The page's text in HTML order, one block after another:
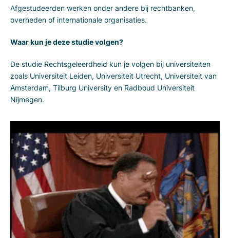
Afgestudeerden werken onder andere bij rechtbanken,
overheden of internationale organisaties.
Waar kun je deze studie volgen?
De studie Rechtsgeleerdheid kun je volgen bij universiteiten
zoals Universiteit Leiden, Universiteit Utrecht, Universiteit van
Amsterdam, Tilburg University en Radboud Universiteit
Nijmegen.